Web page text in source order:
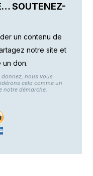
SOUTENEZ-
un contenu de
notre site et
un don.
nous vous
cela comme un
notre démarche.